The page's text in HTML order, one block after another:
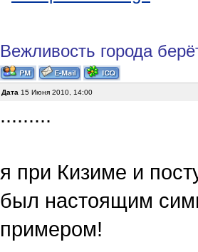
Вежливость города
Дата 15 Июня 2010, 14:00
.........
я при Кизиме и
был настоящим
примером!